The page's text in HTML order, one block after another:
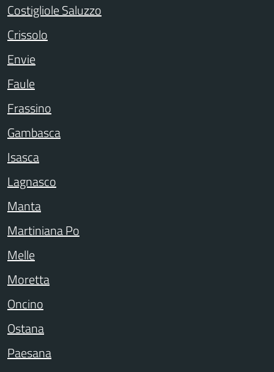
Costigliole Saluzzo
Crissolo
Envie
Faule
Frassino
Gambasca
Isasca
Lagnasco
Manta
Martiniana Po
Melle
Moretta
Oncino
Ostana
Paesana